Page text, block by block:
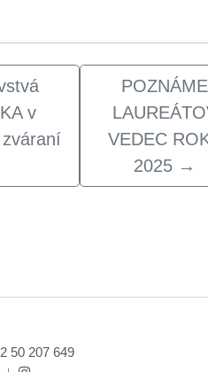
v
POZNÁME
VEDEC
2025 →
50 207 649